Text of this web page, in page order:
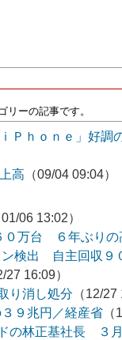
リーの記事です。
ｈｏｎｅ」好調
高 （09/04 09:04）
01/06 13:02）
０万台 ６年ぶりの
ン検出 自主回収９
27 16:09）
り消し処分 （12/27
９兆円／経産省
の林正基社長 ３